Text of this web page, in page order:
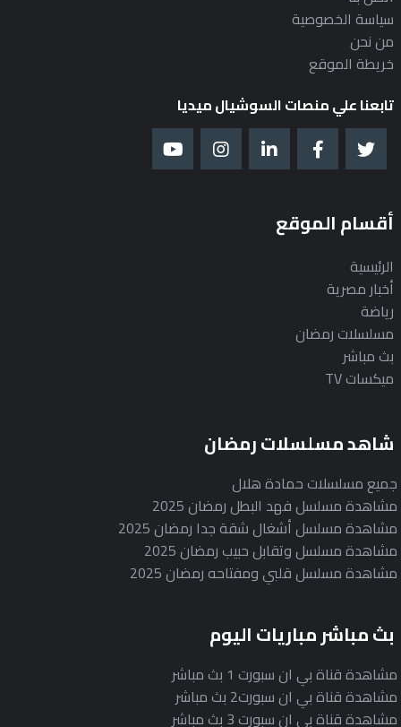
سياسة الخصوصية
من نحن
خريطة الموقع
تابعنا علي منصات السوشيال ميديا
أقسام الموقع
الرئيسية
أخبار مصرية
رياضة
مسلسلات رمضان
بث مباشر
ميكسات TV
شاهد مسلسلات رمضان
جميع مسلسلات حمادة هلال
مشاهدة مسلسل فهد البطل رمضان 2025
مشاهدة مسلسل أشغال شقة جدا رمضان 2025
مشاهدة مسلسل وتقابل حبيب رمضان 2025
مشاهدة مسلسل قلبي ومفتاحه رمضان 2025
بث مباشر مباريات اليوم
مشاهدة قناة بي ان سبورت 1 بث مباشر
مشاهدة قناة بي ان سبورت2 بث مباشر
مشاهدة قناة بي ان سبورت 3 بث مباشر